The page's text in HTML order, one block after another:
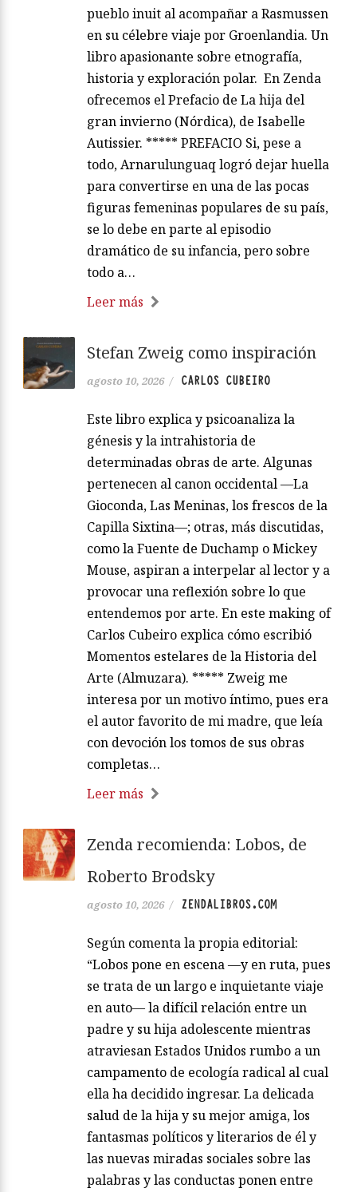
pueblo inuit al acompañar a Rasmussen
en su célebre viaje por Groenlandia. Un
libro apasionante sobre etnografía,
historia y exploración polar. En Zenda
ofrecemos el Prefacio de La hija del
gran invierno (Nórdica), de Isabelle
Autissier. ***** PREFACIO Si, pese a
todo, Arnarulunguaq logró dejar huella
para convertirse en una de las pocas
figuras femeninas populares de su país,
se lo debe en parte al episodio
dramático de su infancia, pero sobre
todo a…
Leer más
Stefan Zweig como inspiración
agosto 10, 2026 / CARLOS CUBEIRO
Este libro explica y psicoanaliza la
génesis y la intrahistoria de
determinadas obras de arte. Algunas
pertenecen al canon occidental —La
Gioconda, Las Meninas, los frescos de la
Capilla Sixtina—; otras, más discutidas,
como la Fuente de Duchamp o Mickey
Mouse, aspiran a interpelar al lector y a
provocar una reflexión sobre lo que
entendemos por arte. En este making of
Carlos Cubeiro explica cómo escribió
Momentos estelares de la Historia del
Arte (Almuzara). ***** Zweig me
interesa por un motivo íntimo, pues era
el autor favorito de mi madre, que leía
con devoción los tomos de sus obras
completas…
Leer más
Zenda recomienda: Lobos, de
Roberto Brodsky
agosto 10, 2026 / ZENDALIBROS.COM
Según comenta la propia editorial:
“Lobos pone en escena —y en ruta, pues
se trata de un largo e inquietante viaje
en auto— la difícil relación entre un
padre y su hija adolescente mientras
atraviesan Estados Unidos rumbo a un
campamento de ecología radical al cual
ella ha decidido ingresar. La delicada
salud de la hija y su mejor amiga, los
fantasmas políticos y literarios de él y
las nuevas miradas sociales sobre las
palabras y las conductas ponen entre